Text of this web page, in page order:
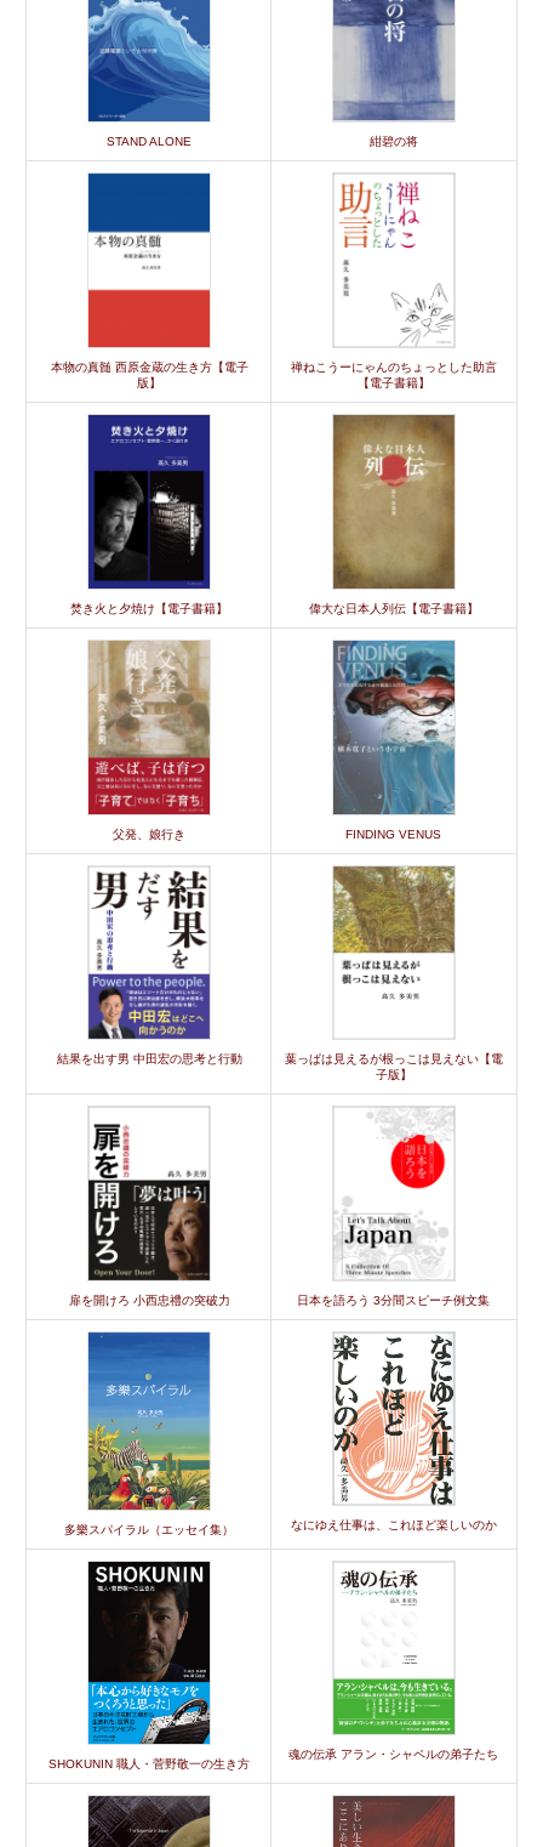
STAND ALONE 紺碧の将
本物の真髄 西原金蔵の生き方【電子
版】
禅ねこうーにゃんのちょっとした助言
【電子書籍】
焚き火と夕焼け【電子書籍】 偉大な日本人列伝【電子書籍】
父発、娘行き FINDING VENUS
結果を出す男 中田宏の思考と行動
葉っぱは見えるが根っこは見えない【電
子版】
扉を開けろ 小西忠禮の突破力 日本を語ろう 3分間スピーチ例文集
多樂スパイラル（エッセイ集） なにゆえ仕事は、これほど楽しいのか
SHOKUNIN 職人・菅野敬一の生き方
魂の伝承 アラン・シャペルの弟子たち